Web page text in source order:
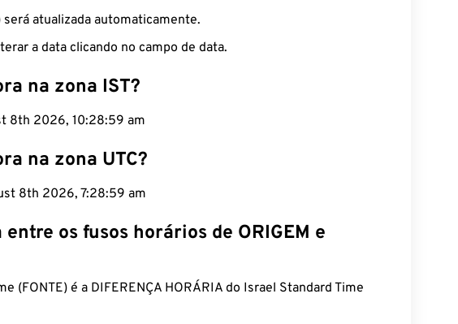
será atualizada automaticamente.
a data clicando no campo de data.
na zona IST?
8th 2026, 10:29:00 am
na zona UTC?
8th 2026, 7:29:00 am
os fusos horários de ORIGEM e
(FONTE) é a DIFERENÇA HORÁRIA do Israel Standard Time